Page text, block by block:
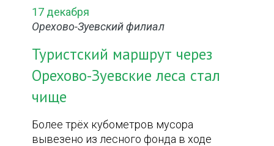
17 декабря
Орехово-Зуевский филиал
Туристский маршрут через
Орехово-Зуевские леса стал
чище
Более трёх кубометров мусора
вывезено из лесного фонда в ходе